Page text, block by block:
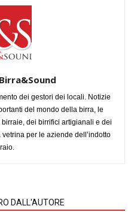
dei gestori dei locali. Notizie
del mondo della birra, le
dei birrifici artigianali e dei
per le aziende dell’indotto
DALL'AUTORE